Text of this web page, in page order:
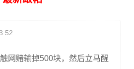
网赌输掉500块，然后立马醒